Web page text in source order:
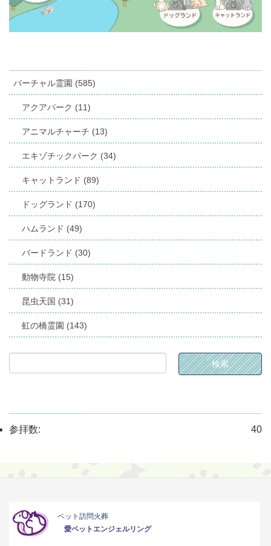
バーチャル霊園 (585)
アクアパーク (11)
アニマルチャーチ (13)
エキゾチックパーク (34)
キャットランド (89)
ドッグランド (170)
ハムランド (49)
バードランド (30)
動物寺院 (15)
昆虫天国 (31)
虹の橋霊園 (143)
40
参拝数:
ペット訪問火葬
愛ペットエンジェルリング